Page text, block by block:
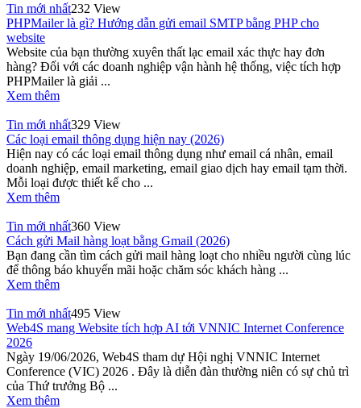
Tin mới nhất232 View
PHPMailer là gì? Hướng dẫn gửi email SMTP bằng PHP cho
website
Website của bạn thường xuyên thất lạc email xác thực hay đơn
hàng? Đối với các doanh nghiệp vận hành hệ thống, việc tích hợp
PHPMailer là giải ...
Xem thêm
Tin mới nhất329 View
Các loại email thông dụng hiện nay (2026)
Hiện nay có các loại email thông dụng như email cá nhân, email
doanh nghiệp, email marketing, email giao dịch hay email tạm thời.
Mỗi loại được thiết kế cho ...
Xem thêm
Tin mới nhất360 View
Cách gửi Mail hàng loạt bằng Gmail (2026)
Bạn đang cần tìm cách gửi mail hàng loạt cho nhiều người cùng lúc
để thông báo khuyến mãi hoặc chăm sóc khách hàng ...
Xem thêm
Tin mới nhất495 View
Web4S mang Website tích hợp AI tới VNNIC Internet Conference
2026
Ngày 19/06/2026, Web4S tham dự Hội nghị VNNIC Internet
Conference (VIC) 2026 . Đây là diễn đàn thường niên có sự chủ trì
của Thứ trưởng Bộ ...
Xem thêm